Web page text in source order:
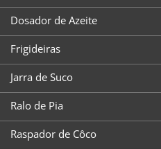
Dosador de Azeite
Frigideiras
Jarra de Suco
Ralo de Pia
Raspador de Côco